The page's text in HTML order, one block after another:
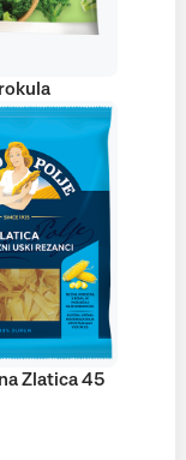
Zlatica 45